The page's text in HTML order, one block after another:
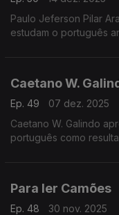
Paulo Jeferson Pilar
estudam o português
Caetano W.
Ep. 49
07 dez. 2025
Caetano W. Galindo
português como
Para ler Camões
Ep. 48
30 nov. 2025